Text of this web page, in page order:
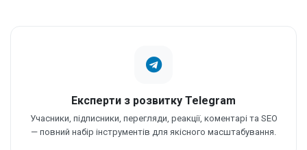
Експерти з розвитку Telegram
Учасники, підписники, перегляди, реакції, коментарі та SEO
— повний набір інструментів для якісного масштабування.